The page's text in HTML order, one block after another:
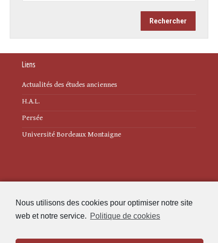
Nous utilisons des cookies pour optimiser notre site
web et notre service. Politique de cookies
Liens
Actualités des études anciennes
H.A.L.
Persée
Université Bordeaux Montaigne
Politique de cookies (UE)